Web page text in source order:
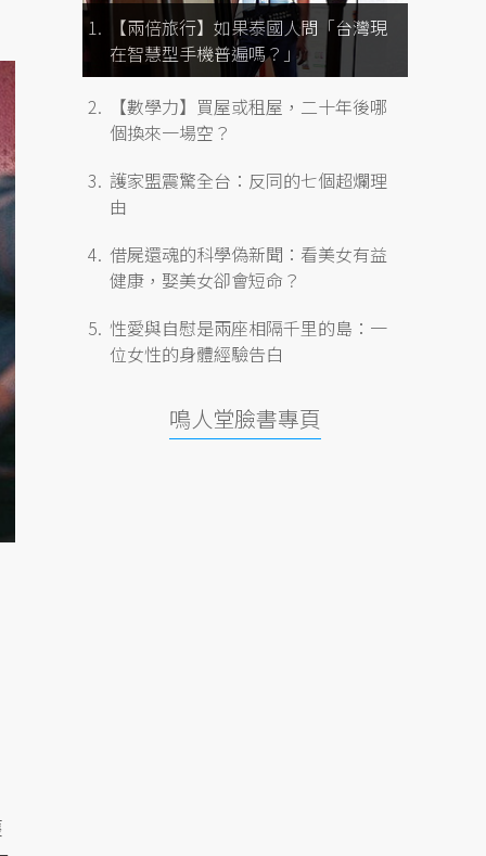
【兩倍旅行】如果泰國人問「台灣現
在智慧型手機普遍嗎？」
【數學力】買屋或租屋，二十年後哪
個換來一場空？
護家盟震驚全台：反同的七個超爛理
由
借屍還魂的科學偽新聞：看美女有益
健康，娶美女卻會短命？
性愛與自慰是兩座相隔千里的島：一
位女性的身體經驗告白
鳴人堂臉書專頁